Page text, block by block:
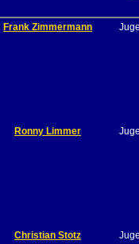
Frank Zimmermann
Ronny Limmer
Christian Stotz